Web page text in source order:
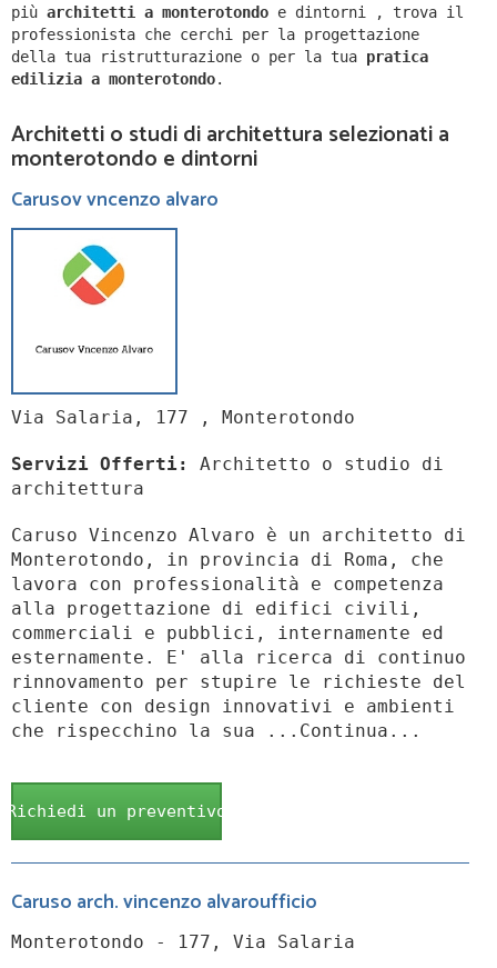
più architetti a monterotondo e dintorni ,
trova il
professionista che cerchi per la progettazione
della tua ristrutturazione o per la tua pratica
edilizia a monterotondo.
Architetti o studi di architettura selezionati a
monterotondo e dintorni
Carusov vncenzo alvaro
Via Salaria, 177 , Monterotondo
Servizi Offerti:
Architetto o studio di
architettura
Caruso Vincenzo Alvaro è un architetto di
Monterotondo, in provincia di Roma, che
lavora con professionalità e competenza
alla progettazione di edifici civili,
commerciali e pubblici, internamente ed
esternamente. E' alla ricerca di continuo
rinnovamento per stupire le richieste del
cliente con design innovativi e ambienti
che rispecchino la sua ...Continua...
Richiedi un preventivo
Caruso arch. vincenzo alvaroufficio
Monterotondo - 177, Via Salaria